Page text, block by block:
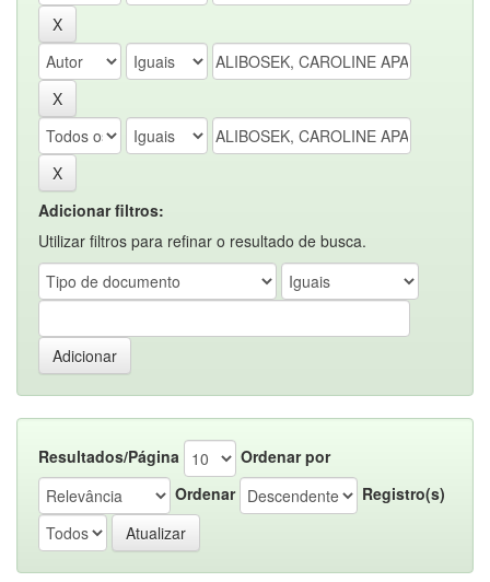
Adicionar filtros:
Utilizar filtros para refinar o resultado de busca.
Resultados/Página
Ordenar por
Ordenar
Registro(s)